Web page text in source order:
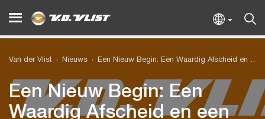
Van der Vlist Nieuws Een Nieuw Begin: Een Waardig Afscheid en een Veelbelovend Vervolg
Een Nieuw Begin: Een
Waardig Afscheid en een